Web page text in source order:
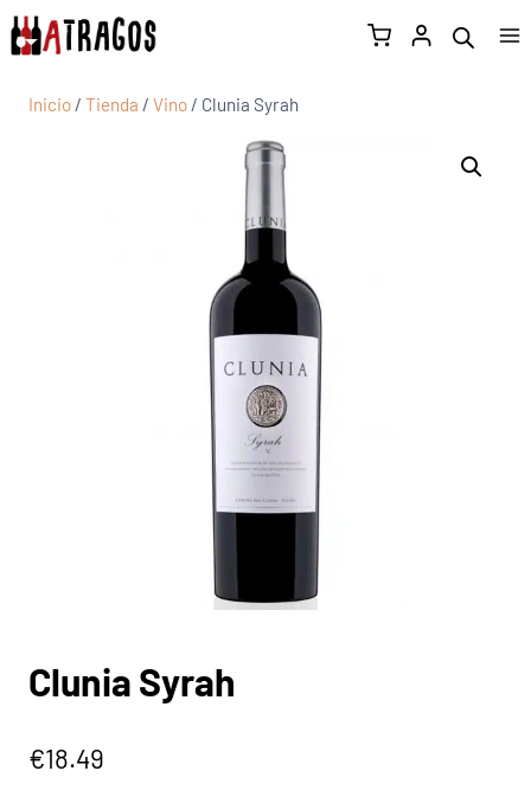
Inicio / Tienda / Vino / Clunia Syrah
Clunia Syrah
€18.49